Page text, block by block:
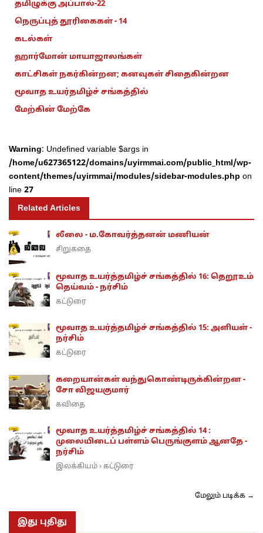
தமிழுக்கு அப்பால்-22
நெருப்புத் தூரிகைகள் - 14
கடல்கள்
ஹார்மோன் மாயாஜாலங்கள்
காட்சிகள் நகர்கின்றன; கனவுகள் சிதைகின்றன
மூவாத உயர்தமிழ்ச் சங்கத்தில்
மேற்கின் மேற்கே
Warning: Undefined variable $args in
/home/u627365122/domains/uyirmmai.com/public_html/wp-
content/themes/uyirmmai/modules/sidebar-modules.php on
line 27
Related Articles
லீலை - ம.கோவர்த்தனன் மணியன்
சிறுகதை
மூவாத உயர்த்தமிழ்ச் சங்கத்தில் 16: தெறூஉம்
தெய்வம் - நர்சிம்
கட்டுரை
மூவாத உயர்த்தமிழ்ச் சங்கத்தில் 15: அளியள் -
நர்சிம்
கட்டுரை
கறையான்கள் வந்துகொண்டிருக்கின்றன -
சோ விஜயகுமார்
கவிதை
மூவாத உயர்த்தமிழ்ச் சங்கத்தில் 14 :
முலையிடைப் பள்ளம் பெருங்குளம் ஆனதே -
நர்சிம்
இலக்கியம் › கட்டுரை
மேலும் படிக்க →
இது புதிது